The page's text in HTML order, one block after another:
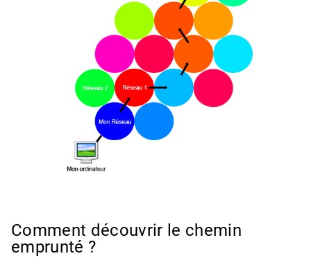
Comment découvrir le chemin
emprunté ?